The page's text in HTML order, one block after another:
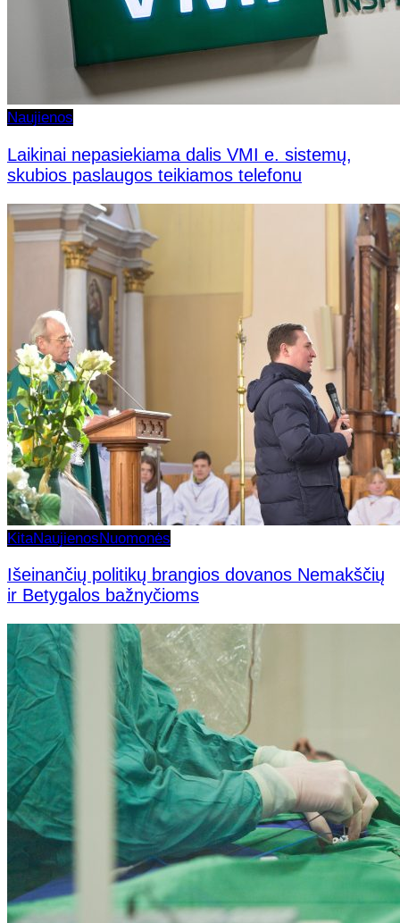
Naujienos
Laikinai nepasiekiama dalis VMI e. sistemų,
skubios paslaugos teikiamos telefonu
KitaNaujienosNuomonės
Išeinančių politikų brangios dovanos Nemakščių
ir Betygalos bažnyčioms